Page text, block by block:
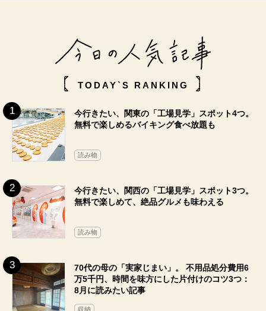
TODAY`S RANKING
今行きたい、関東の「工場見学」スポット4つ。
無料で楽しめるバイキング食べ放題も
読み物
今行きたい、関西の「工場見学」スポット3つ。
無料で楽しめて、絶品グルメも味わえる
読み物
70代の母の「実家じまい」。 不用品処分費用6
万5千円、時間を味方にした片付けのコツ3つ：
8月に読みたい記事
収納